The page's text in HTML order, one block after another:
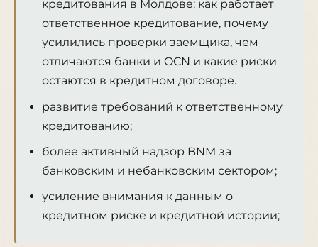
кредитования в Молдове: как работает
ответственное кредитование, почему
усилились проверки заемщика, чем
отличаются банки и OCN и какие риски
остаются в кредитном договоре.
развитие требований к ответственному
кредитованию;
более активный надзор BNM за
банковским и небанковским сектором;
усиление внимания к данным о
кредитном риске и кредитной истории;